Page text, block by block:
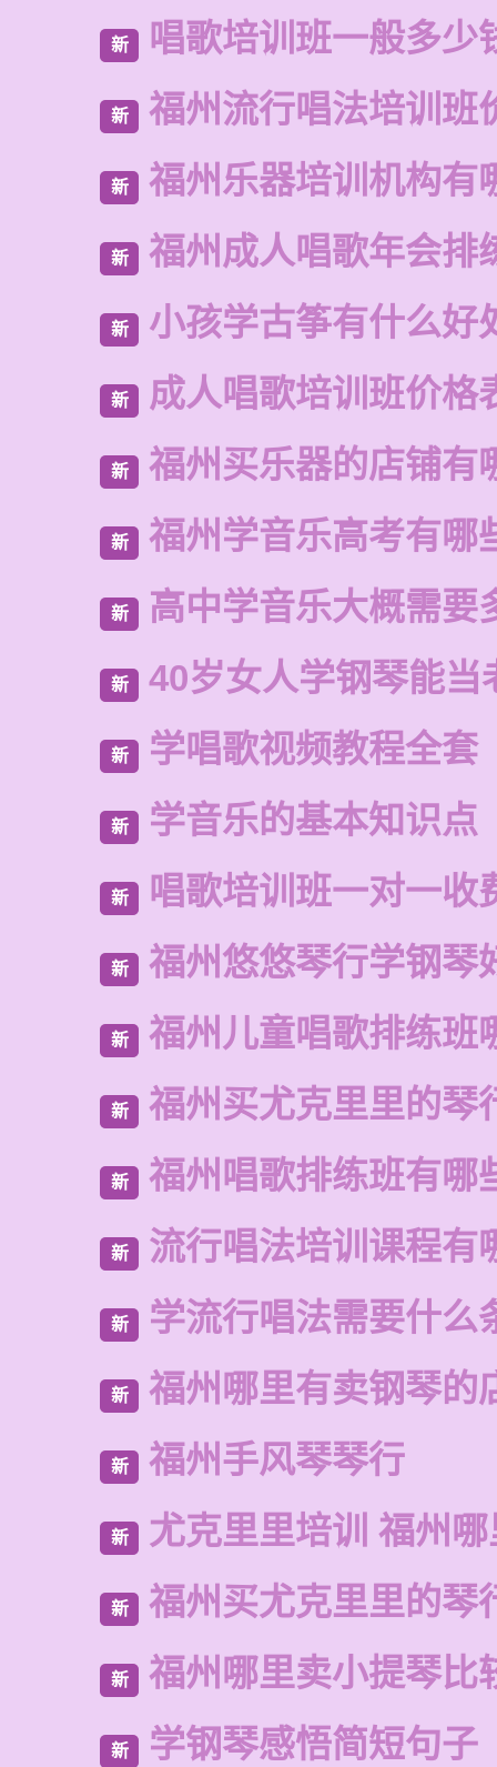
新 唱歌培训班一般多少
新 福州流行唱法培训班
新 福州乐器培训机构有
新 福州成人唱歌年会排
新 小孩学古筝有什么好
新 成人唱歌培训班价格
新 福州买乐器的店铺有
新 福州学音乐高考有哪
新 高中学音乐大概需要
新 40岁女人学钢琴能当
新 学唱歌视频教程全套
新 学音乐的基本知识点
新 唱歌培训班一对一收
新 福州悠悠琴行学钢琴
新 福州儿童唱歌排练班
新 福州买尤克里里的琴
新 福州唱歌排练班有哪
新 流行唱法培训课程有
新 学流行唱法需要什么
新 福州哪里有卖钢琴的
新 福州手风琴琴行
新 尤克里里培训 福州
新 福州买尤克里里的琴
新 福州哪里卖小提琴比
新 学钢琴感悟简短句子